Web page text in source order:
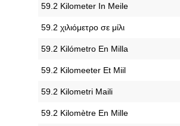
‎59.2 Kilometer In Meile
‎59.2 χιλιόμετρο σε μίλι
‎59.2 Kilómetro En Milla
‎59.2 Kilomeeter Et Miil
‎59.2 Kilometri Maili
‎59.2 Kilomètre En Mille